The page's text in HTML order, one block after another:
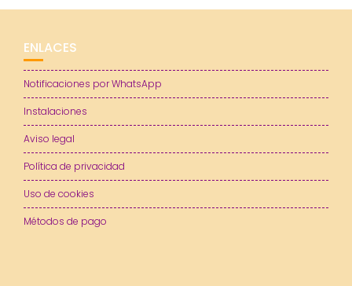
ENLACES
Notificaciones por WhatsApp
Instalaciones
Aviso legal
Política de privacidad
Uso de cookies
Métodos de pago